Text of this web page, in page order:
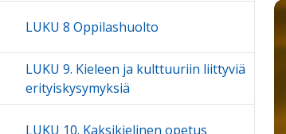
LUKU 8 Oppilashuolto
LUKU 9. Kieleen ja kulttuuriin liittyviä
erityiskysymyksiä
LUKU 10. Kaksikielinen opetus